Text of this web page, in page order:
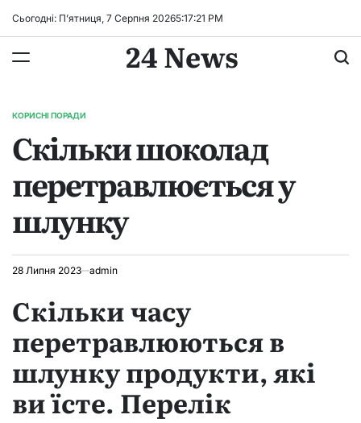
Сьогодні: П’ятниця, 7 Серпня 20265:17:22 PM
24 News
ОПУБЛІКУВАТИ
КОРИСНІ ПОРАДИ
Скільки шоколад
перетравлюється у
шлунку
28 Липня 2023 admin
Скільки часу
перетравлюються в
шлунку продукти, які
ви їсте. Перелік